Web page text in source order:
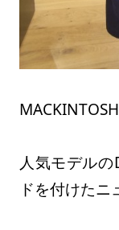
人気モデル
ドを付けたニ